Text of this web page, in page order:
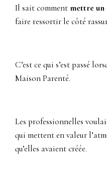
Il sait commentmettre un
faire ressortir le côté
C’est ce qui s’est passé
Maison Parenté.
Les professionnelles
qui mettent en valeur
qu’elles avaient créée.